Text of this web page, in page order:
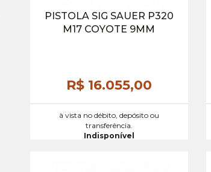
PISTOLA SIG SAUER P320
M17 COYOTE 9MM
R$ 16.055,00
à vista no débito, depósito ou
transferência.
Indisponível